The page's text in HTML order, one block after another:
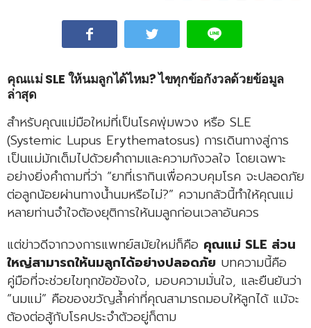
คุณแม่ SLE ให้นมลูกได้ไหม? ไขทุกข้อกังวลด้วยข้อมูล
ล่าสุด
สำหรับคุณแม่มือใหม่ที่เป็นโรคพุ่มพวง หรือ SLE
(Systemic Lupus Erythematosus) การเดินทางสู่การ
เป็นแม่มักเต็มไปด้วยคำถามและความกังวลใจ โดยเฉพาะ
อย่างยิ่งคำถามที่ว่า “ยาที่เรากินเพื่อควบคุมโรค จะปลอดภัย
ต่อลูกน้อยผ่านทางน้ำนมหรือไม่?” ความกลัวนี้ทำให้คุณแม่
หลายท่านจำใจต้องยุติการให้นมลูกก่อนเวลาอันควร
แต่ข่าวดีจากวงการแพทย์สมัยใหม่ก็คือ คุณแม่ SLE ส่วน
ใหญ่สามารถให้นมลูกได้อย่างปลอดภัย บทความนี้คือ
คู่มือที่จะช่วยไขทุกข้อข้องใจ, มอบความมั่นใจ, และยืนยันว่า
“นมแม่” คือของขวัญล้ำค่าที่คุณสามารถมอบให้ลูกได้ แม้จะ
ต้องต่อสู้กับโรคประจำตัวอยู่ก็ตาม